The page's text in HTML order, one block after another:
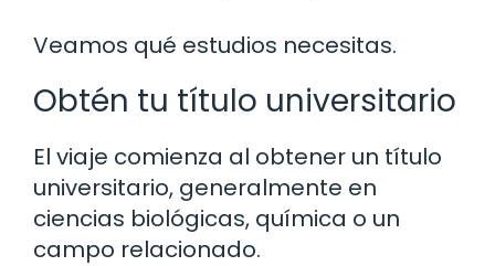
Veamos qué estudios necesitas.
Obtén tu título universitario
El viaje comienza al obtener un título
universitario, generalmente en
ciencias biológicas, química o un
campo relacionado.